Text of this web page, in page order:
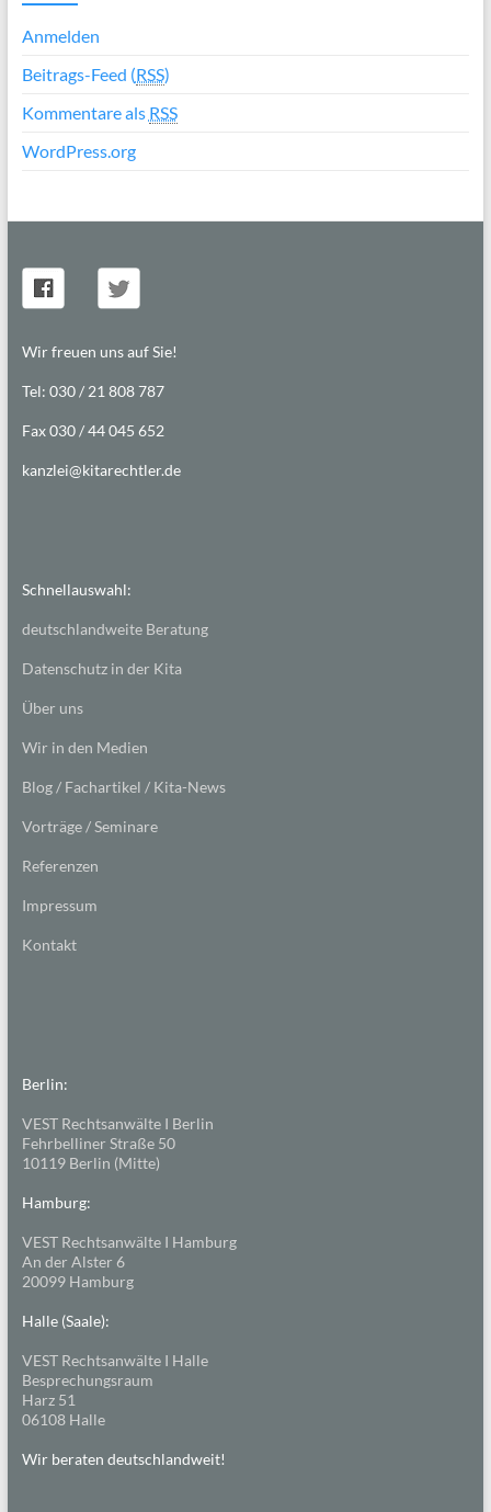
Anmelden
Beitrags-Feed (RSS)
Kommentare als RSS
WordPress.org
Wir freuen uns auf Sie!
Tel: 030 / 21 808 787
Fax 030 / 44 045 652
kanzlei@kitarechtler.de
Schnellauswahl:
deutschlandweite Beratung
Datenschutz in der Kita
Über uns
Wir in den Medien
Blog / Fachartikel / Kita-News
Vorträge / Seminare
Referenzen
Impressum
Kontakt
Berlin:
VEST Rechtsanwälte I Berlin
Fehrbelliner Straße 50
10119 Berlin (Mitte)
Hamburg:
VEST Rechtsanwälte I Hamburg
An der Alster 6
20099 Hamburg
Halle (Saale):
VEST Rechtsanwälte I Halle
Besprechungsraum
Harz 51
06108 Halle
Wir beraten deutschlandweit!